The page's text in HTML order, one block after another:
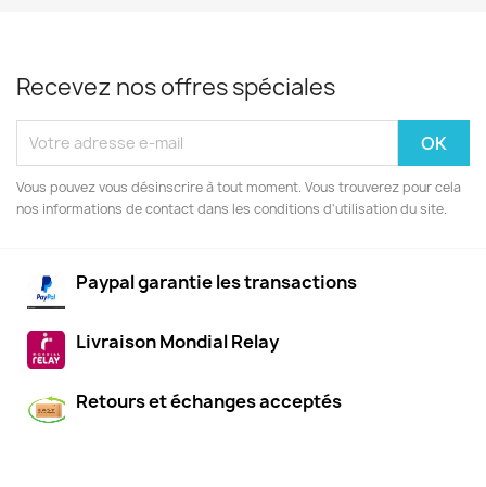
Recevez nos offres spéciales
Vous pouvez vous désinscrire à tout moment. Vous trouverez pour cela
nos informations de contact dans les conditions d'utilisation du site.
Paypal garantie les transactions
Livraison Mondial Relay
Retours et échanges acceptés